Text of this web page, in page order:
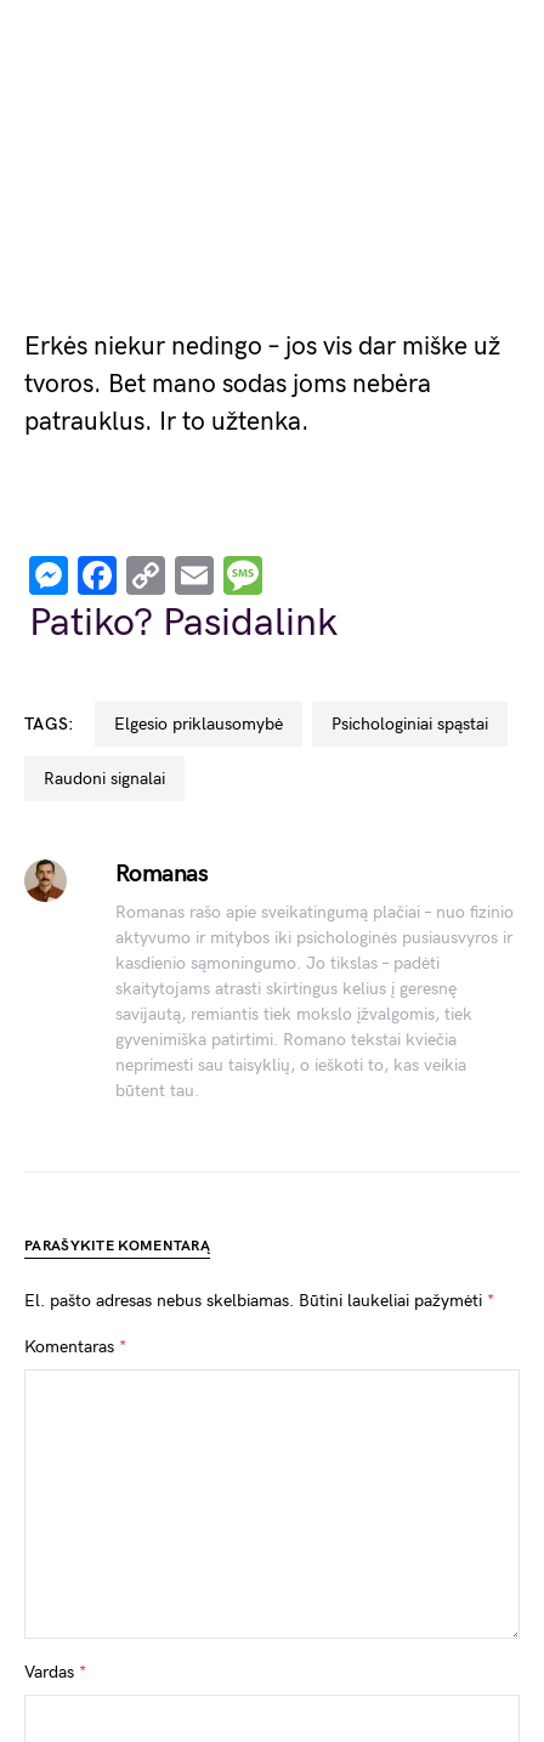
Erkės niekur nedingo – jos vis dar miške už
tvoros. Bet mano sodas joms nebėra
patrauklus. Ir to užtenka.
Messenger
Facebook
Copy
Link
Email
Patiko? Pasidalink
TAGS: elgesio priklausomybė psichologiniai spąstai
raudoni signalai
Romanas
Romanas rašo apie sveikatingumą plačiai – nuo fizinio
aktyvumo ir mitybos iki psichologinės pusiausvyros ir
kasdienio sąmoningumo. Jo tikslas – padėti
skaitytojams atrasti skirtingus kelius į geresnę
savijautą, remiantis tiek mokslo įžvalgomis, tiek
gyvenimiška patirtimi. Romano tekstai kviečia
neprimesti sau taisyklių, o ieškoti to, kas veikia
būtent tau.
PARAŠYKITE KOMENTARĄ
El. pašto adresas nebus skelbiamas. Būtini laukeliai pažymėti *
Komentaras *
Vardas *